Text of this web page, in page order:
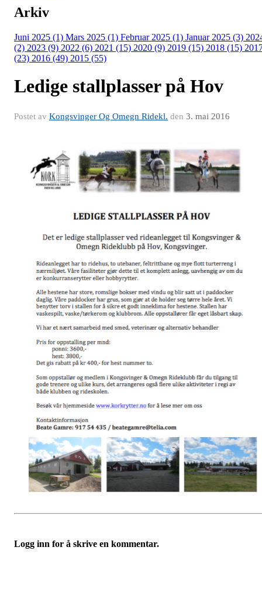
Arkiv
Juni 2025 (1) Mars 2025 (1) Februar 2025 (1) Januar 2025 (3)
(2) 2023 (9) 2022 (6) 2021 (15) 2020 (9) 2019 (15) 2018 (15)
(23) 2016 (49) 2015 (55)
Ledige stallplasser på Hov
Postet av Kongsvinger Og Omegn Ridekl. den 3. mai 2016
Logg inn for å skrive en kommentar.